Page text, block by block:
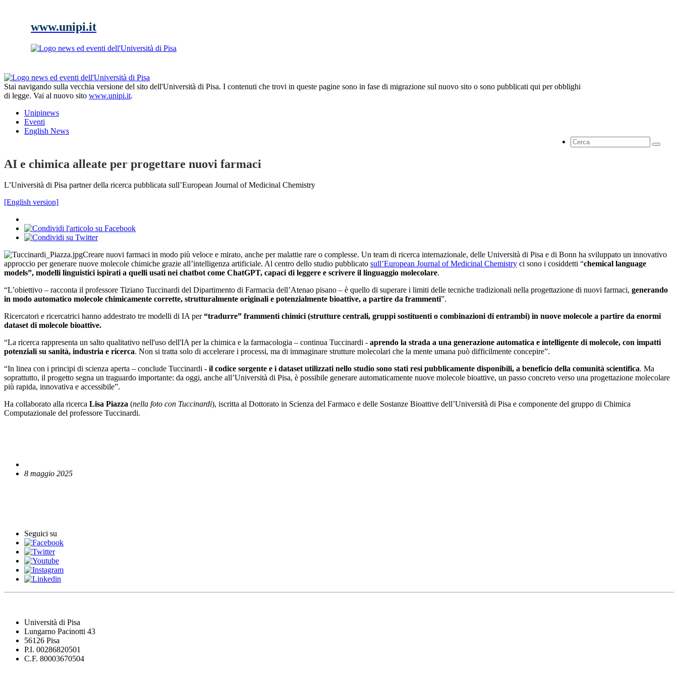
www.unipi.it
Stai navigando sulla vecchia versione del sito dell'Università di Pisa. I contenuti che trovi in queste pagine sono in fase di migrazione sul nuovo sito o sono pubblicati qui per obblighi
di legge. Vai al nuovo sito www.unipi.it.
Unipinews
Eventi
English News
AI e chimica alleate per progettare nuovi farmaci
L’Università di Pisa partner della ricerca pubblicata sull’European Journal of Medicinal Chemistry
[English version]
Creare nuovi farmaci in modo più veloce e mirato, anche per malattie rare o complesse. Un team di ricerca internazionale, delle Università di Pisa e di Bonn ha sviluppato un innovativo
approccio per generare nuove molecole chimiche grazie all’intelligenza artificiale. Al centro dello studio pubblicato sull’European Journal of Medicinal Chemistry ci sono i cosiddetti “chemical language
models”, modelli linguistici ispirati a quelli usati nei chatbot come ChatGPT, capaci di leggere e scrivere il linguaggio molecolare.
“L’obiettivo – racconta il professore Tiziano Tuccinardi del Dipartimento di Farmacia dell’Atenao pisano – è quello di superare i limiti delle tecniche tradizionali nella progettazione di nuovi farmaci, generando
in modo automatico molecole chimicamente corrette, strutturalmente originali e potenzialmente bioattive, a partire da frammenti”.
Ricercatori e ricercatrici hanno addestrato tre modelli di IA per“tradurre” frammenti chimici (strutture centrali, gruppi sostituenti o combinazioni di entrambi) in nuove molecole a partire da enormi
dataset di molecole bioattive.
“La ricerca rappresenta un salto qualitativo nell'uso dell'IA per la chimica e la farmacologia – continua Tuccinardi - aprendo la strada a una generazione automatica e intelligente di molecole, con impatti
potenziali su sanità, industria e ricerca. Non si tratta solo di accelerare i processi, ma di immaginare strutture molecolari che la mente umana può difficilmente concepire”.
“In linea con i principi di scienza aperta – conclude Tuccinardi - il codice sorgente e i dataset utilizzati nello studio sono stati resi pubblicamente disponibili, a beneficio della comunità scientifica. Ma
soprattutto, il progetto segna un traguardo importante: da oggi, anche all’Università di Pisa, è possibile generare automaticamente nuove molecole bioattive, un passo concreto verso una progettazione molecolare
più rapida, innovativa e accessibile”.
Ha collaborato alla ricerca Lisa Piazza (nella foto con Tuccinardi), iscritta al Dottorato in Scienza del Farmaco e delle Sostanze Bioattive dell’Università di Pisa e componente del gruppo di Chimica
Computazionale del professore Tuccinardi.
8 maggio 2025
Seguici su
Università di Pisa
Lungarno Pacinotti 43
56126 Pisa
P.I. 00286820501
C.F. 80003670504